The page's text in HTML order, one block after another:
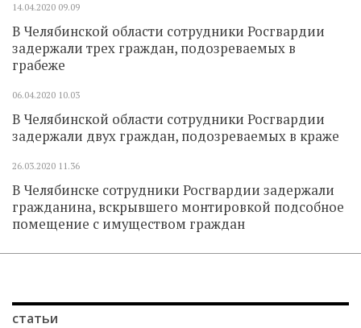
14.04.2020 09.09
В Челябинской области сотрудники Росгвардии
задержали трех граждан, подозреваемых в
грабеже
06.04.2020 10.03
В Челябинской области сотрудники Росгвардии
задержали двух граждан, подозреваемых в краже
26.03.2020 11.36
В Челябинске сотрудники Росгвардии задержали
гражданина, вскрывшего монтировкой подсобное
помещение с имуществом граждан
статьи